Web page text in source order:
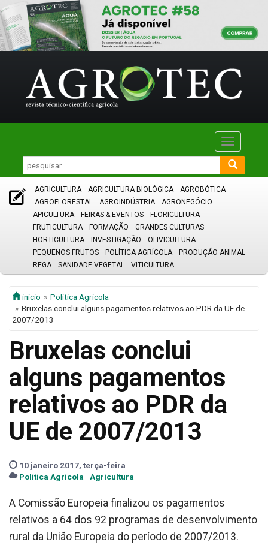
Toggle
AGRICULTURA AGRICULTURA BIOLÓGICA
AGROBÓTICA
AGROFLORESTAL
AGROINDÚSTRIA
AGRONEGÓCIO
APICULTURA
FEIRAS & EVENTOS
FLORICULTURA
FRUTICULTURA
FORMAÇÃO
GRANDES CULTURAS
HORTICULTURA
INVESTIGAÇÃO
OLIVICULTURA
PEQUENOS FRUTOS
POLÍTICA AGRÍCOLA
PRODUÇÃO ANIMAL
REGA
SANIDADE VEGETAL VITICULTURA
início
Política Agrícola
Bruxelas conclui alguns pagamentos relativos ao PDR da UE de
2007/2013
Bruxelas conclui
alguns pagamentos
relativos ao PDR da
UE de 2007/2013
10 janeiro 2017, terça-feira
Política Agrícola
Agricultura
A Comissão Europeia finalizou os pagamentos
relativos a 64 dos 92 programas de desenvolvimento
rural da União Europeia do período de 2007/2013.